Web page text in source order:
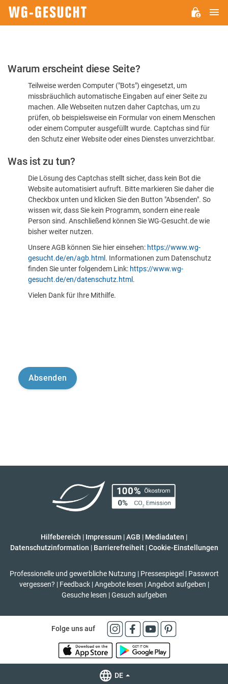
Bitte
dass
sind
Warum erscheint diese Seite?
Teilweise werden Computer ("Bots") eingesetzt, um
missbräuchlich automatische Eingaben auf einer Seite zu
machen. Alle Webseiten nutzen daher Captchas, um zu
prüfen, ob beispielsweise ein Formular von einem Menschen
oder einem Computer ausgefüllt wurde. Captchas sind für
den Schutz einer Website oder eines Dienstes unverzichtbar.
Was ist zu tun?
Die Lösung des Captchas stellt sicher, dass kein Bot die
Website automatisiert aufruft. Bitte markieren Sie daher die
Checkbox unten und klicken Sie den Button "Absenden". So
wissen wir, dass Sie kein Programm, sondern eine reale
Person sind. Anschließend können Sie WG-Gesucht.de wie
bisher weiter nutzen.
Unsere AGB können Sie hier einsehen: https://www.wg-
gesucht.de/en/agb.html . Informationen zum Datenschutz
finden Sie unter folgendem Link: https://www.wg-
gesucht.de/en/datenschutz.html .
Vielen Dank für Ihre Mithilfe.
Hilfebereich | Impressum |AGB | Mediadaten |
Datenschutzinformation | Barrierefreiheit | Cookie-Einstellungen
Professionelle und gewerbliche Nutzung | Pressespiegel | Passwort
vergessen? | Feedback | Angebote lesen | Angebot aufgeben |
Gesuche lesen | Gesuch aufgeben
Folge uns auf
DE